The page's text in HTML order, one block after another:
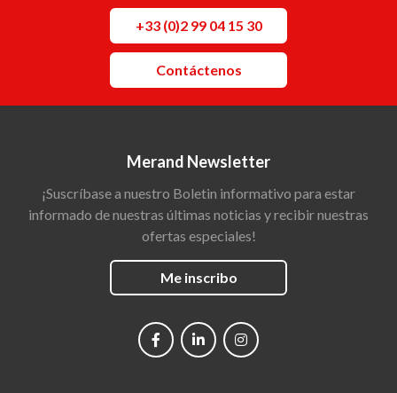
+33 (0)2 99 04 15 30
Contáctenos
Merand Newsletter
¡Suscríbase a nuestro Boletin informativo para estar
informado de nuestras últimas noticias y recibir nuestras
ofertas especiales!
Me inscribo